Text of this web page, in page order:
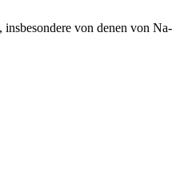
von denen von Na-